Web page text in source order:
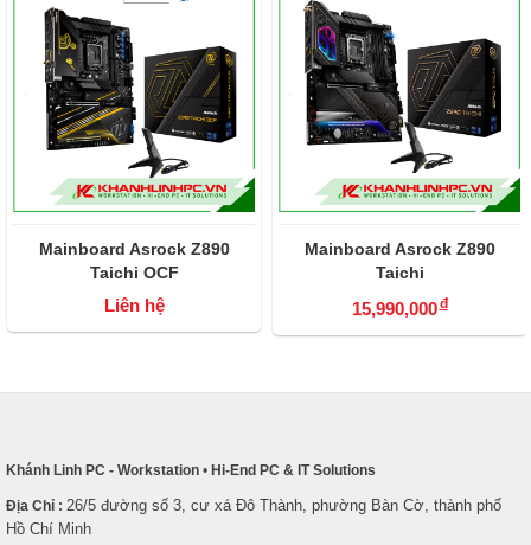
Mainboard Asrock Z890
Taichi OCF
Liên hệ
Mainboard Asrock Z890
Taichi
15,990,000đ
Khánh Linh PC - Workstation • Hi-End PC & IT Solutions
Địa Chỉ : 26/5 đường số 3, cư xá Đô Thành, phường Bàn Cờ, thành phố
Hồ Chí Minh